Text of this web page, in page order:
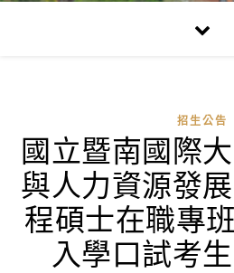
招生公告
國立暨南國際
與人力資源發
程碩士在職專
入學口試考